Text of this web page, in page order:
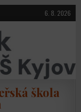
6. 8. 2026
škola